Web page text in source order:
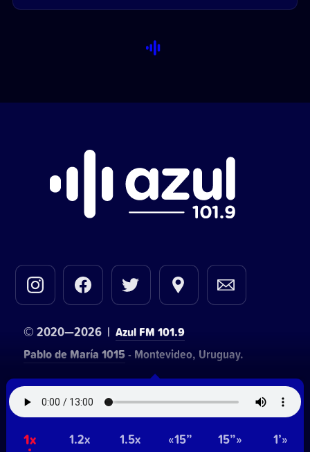
1x 1.2x 1.5x «15” 15”» 1’»
© 2020—2026 | Azul FM 101.9
Pablo de María 1015- Montevideo, Uruguay.
Contacto comercial:Walter Lapachian• Hosting:
NetUy
Privacidad~Términos y condiciones